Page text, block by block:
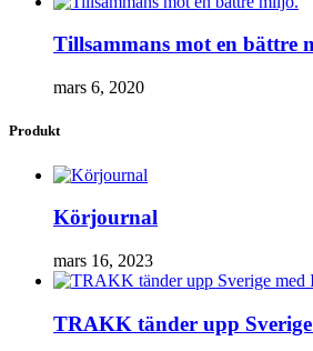
Tillsammans mot en bättre
mars 6, 2020
Produkt
Körjournal
mars 16, 2023
TRAKK tänder upp